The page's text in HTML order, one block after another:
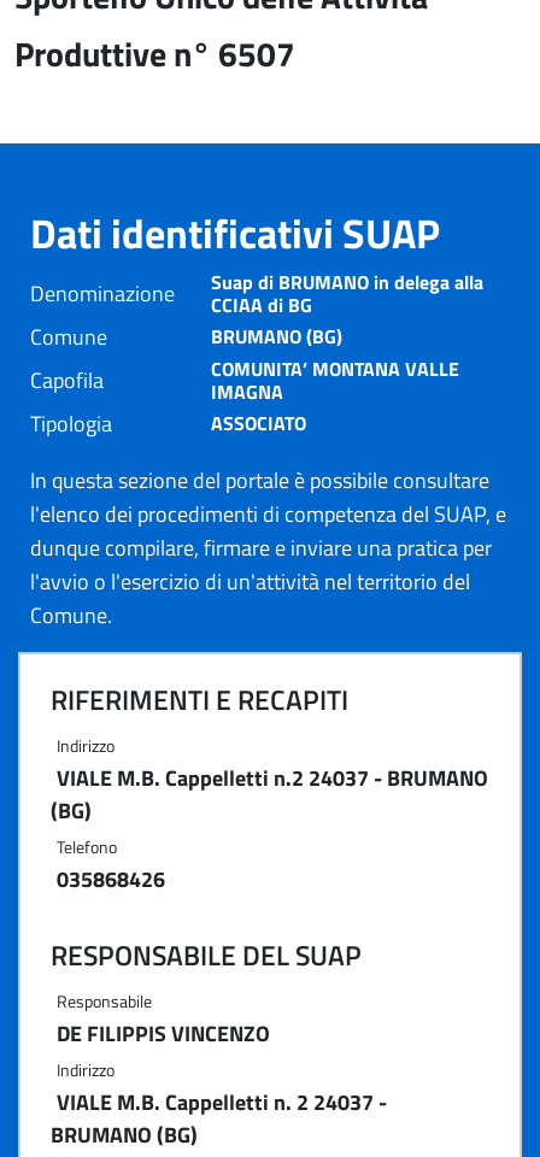
Produttive n° 6507
Dati identificativi SUAP
Denominazione Suap di BRUMANO in delega alla
CCIAA di BG
Comune BRUMANO (BG)
Capofila COMUNITA’ MONTANA VALLE
IMAGNA
Tipologia ASSOCIATO
In questa sezione del portale è possibile consultare
l'elenco dei procedimenti di competenza del SUAP, e
dunque compilare, firmare e inviare una pratica per
l'avvio o l'esercizio di un'attività nel territorio del
Comune.
RIFERIMENTI E RECAPITI
Indirizzo
VIALE M.B. Cappelletti n.2 24037 - BRUMANO
(BG)
Telefono
035868426
RESPONSABILE DEL SUAP
Responsabile
DE FILIPPIS VINCENZO
Indirizzo
VIALE M.B. Cappelletti n. 2 24037 -
BRUMANO (BG)